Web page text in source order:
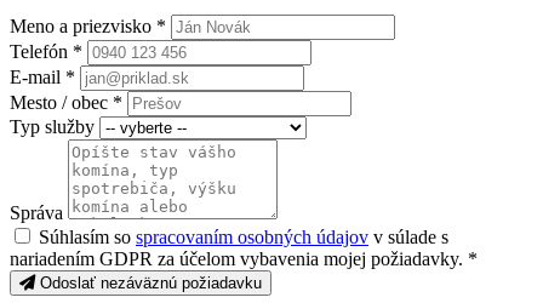
Meno a priezvisko *
Telefón *
E-mail *
Mesto / obec *
Typ služby
Správa
Súhlasím so spracovaním osobných údajov v súlade s
nariadením GDPR za účelom vybavenia mojej požiadavky. *
Odoslať nezáväznú požiadavku